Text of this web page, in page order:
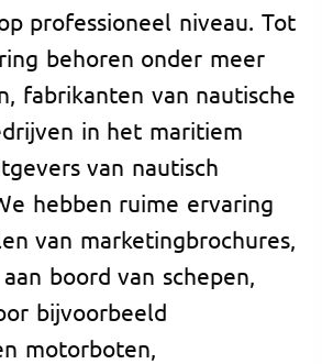
professioneel niveau. Tot
behoren onder meer
fabrikanten van nautische
in het maritiem
van nautisch
hebben ruime ervaring
van marketingbrochures,
boord van schepen,
bijvoorbeeld
motorboten,